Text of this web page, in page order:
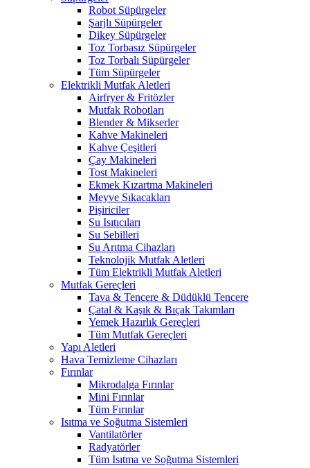
Robot Süpürgeler
Şarjlı Süpürgeler
Dikey Süpürgeler
Toz Torbasız Süpürgeler
Toz Torbalı Süpürgeler
Tüm Süpürgeler
Elektrikli Mutfak Aletleri
Airfryer & Fritözler
Mutfak Robotları
Blender & Mikserler
Kahve Makineleri
Kahve Çeşitleri
Çay Makineleri
Tost Makineleri
Ekmek Kızartma Makineleri
Meyve Sıkacakları
Pişiriciler
Su Isıtıcıları
Su Sebilleri
Su Arıtma Cihazları
Teknolojik Mutfak Aletleri
Tüm Elektrikli Mutfak Aletleri
Mutfak Gereçleri
Tava & Tencere & Düdüklü Tencere
Çatal & Kaşık & Bıçak Takımları
Yemek Hazırlık Gereçleri
Tüm Mutfak Gereçleri
Yapı Aletleri
Hava Temizleme Cihazları
Fırınlar
Mikrodalga Fırınlar
Mini Fırınlar
Tüm Fırınlar
Isıtma ve Soğutma Sistemleri
Vantilatörler
Radyatörler
Tüm Isıtma ve Soğutma Sistemleri